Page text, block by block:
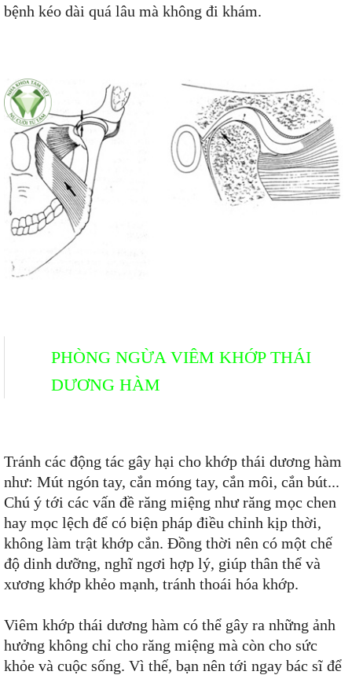
bệnh kéo dài quá lâu mà không đi khám.
PHÒNG NGỪA VIÊM KHỚP THÁI
DƯƠNG HÀM
Tránh các động tác gây hại cho khớp thái dương hàm
như: Mút ngón tay, cắn móng tay, cắn môi, cắn bút...
Chú ý tới các vấn đề răng miệng như răng mọc chen
hay mọc lệch để có biện pháp điều chỉnh kịp thời,
không làm trật khớp cắn. Đồng thời nên có một chế
độ dinh dưỡng, nghĩ ngơi hợp lý, giúp thân thể và
xương khớp khẻo mạnh, tránh thoái hóa khớp.
Viêm khớp thái dương hàm có thể gây ra những ảnh
hưởng không chỉ cho răng miệng mà còn cho sức
khỏe và cuộc sống. Vì thế, bạn nên tới ngay bác sĩ để